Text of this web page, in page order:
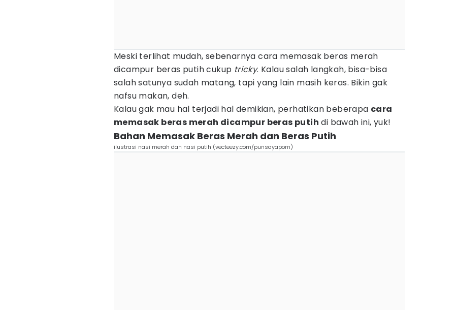
Meski terlihat mudah, sebenarnya cara memasak beras merah
dicampur beras putih cukup tricky. Kalau salah langkah, bisa-bisa
salah satunya sudah matang, tapi yang lain masih keras. Bikin gak
nafsu makan, deh.
Kalau gak mau hal terjadi hal demikian, perhatikan beberapa cara
memasak beras merah dicampur beras putih di bawah ini, yuk!
Bahan Memasak Beras Merah dan Beras Putih
ilustrasi nasi merah dan nasi putih (vecteezy.com/punsayaporn)